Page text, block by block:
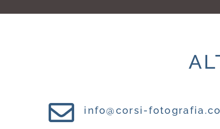
info@corsi-